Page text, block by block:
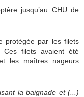
jusqu’au CHU de
protégée par les filets
Ces filets avaient été
les maîtres nageurs
la baignade et (...)